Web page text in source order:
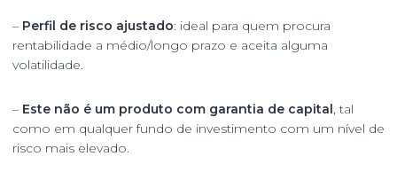
– Perfil de risco ajustado: ideal para quem procura
rentabilidade a médio/longo prazo e aceita alguma
volatilidade.
– Este não é um produto com garantia de capital , tal
como em qualquer fundo de investimento com um nível de
risco mais elevado.